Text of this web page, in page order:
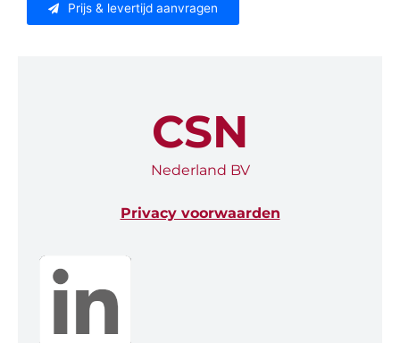
Prijs & levertijd aanvragen
CSN
Nederland BV
Privacy voorwaarden